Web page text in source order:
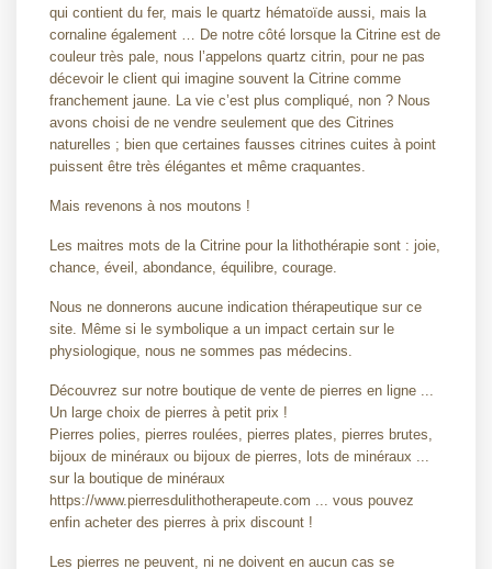
qui contient du fer, mais le quartz hématoïde aussi, mais la
cornaline également … De notre côté lorsque la Citrine est de
couleur très pale, nous l’appelons quartz citrin, pour ne pas
décevoir le client qui imagine souvent la Citrine comme
franchement jaune. La vie c’est plus compliqué, non ? Nous
avons choisi de ne vendre seulement que des Citrines
naturelles ; bien que certaines fausses citrines cuites à point
puissent être très élégantes et même craquantes.
Mais revenons à nos moutons !
Les maitres mots de la Citrine pour la lithothérapie sont : joie,
chance, éveil, abondance, équilibre, courage.
Nous ne donnerons aucune indication thérapeutique sur ce
site. Même si le symbolique a un impact certain sur le
physiologique, nous ne sommes pas médecins.
Découvrez sur notre boutique de vente de pierres en ligne ...
Un large choix de pierres à petit prix !
Pierres polies, pierres roulées, pierres plates, pierres brutes,
bijoux de minéraux ou bijoux de pierres, lots de minéraux ...
sur la boutique de minéraux
https://www.pierresdulithotherapeute.com ... vous pouvez
enfin acheter des pierres à prix discount !
Les pierres ne peuvent, ni ne doivent en aucun cas se